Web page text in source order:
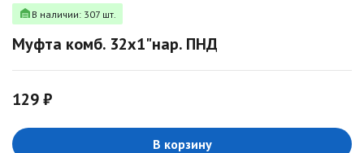
В наличии: 307 шт.
Муфта комб. 32х1"нар. ПНД
129 ₽
В корзину